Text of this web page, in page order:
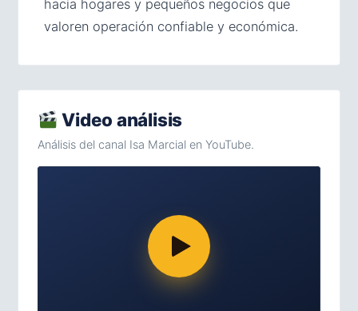
hacia hogares y pequeños negocios que
valoren operación confiable y económica.
Video análisis
Análisis del canal Isa Marcial en YouTube.